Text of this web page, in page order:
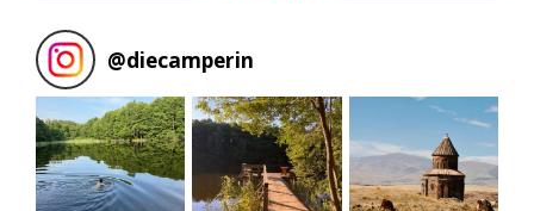
@diecamperin